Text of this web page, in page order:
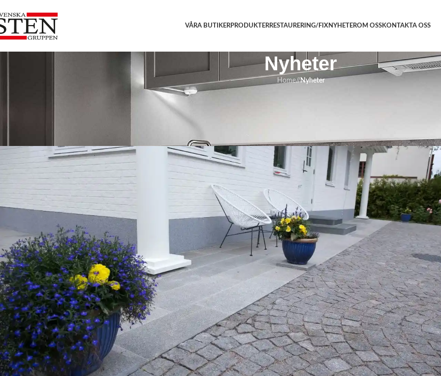
VÅRA BUTIKERPRODUKTERRESTAURERING/FIX NYHETEROM OSSKONTAKTA OSS
Nyheter
Home/ Nyheter
NYHETER
Svensk granit från Bohuslän: Skillnaden mellan Bohus granit
smågatsten och storgatsten
On 26 maj 2026